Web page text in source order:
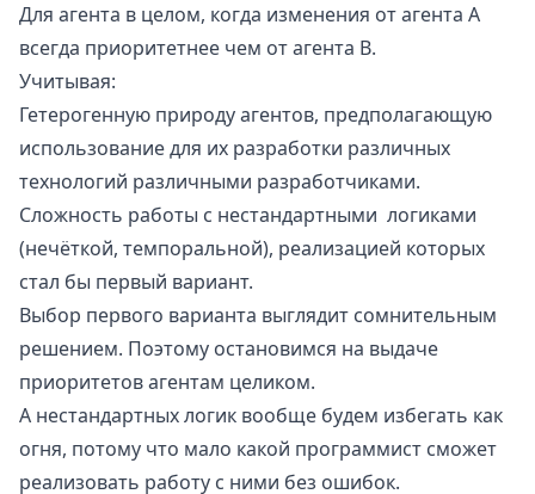
Для агента в целом, когда изменения от агента A
всегда приоритетнее чем от агента B.
Учитывая:
Гетерогенную природу агентов, предполагающую
использование для их разработки различных
технологий различными разработчиками.
Сложность работы с нестандартными логиками
(нечёткой, темпоральной), реализацией которых
стал бы первый вариант.
Выбор первого варианта выглядит сомнительным
решением. Поэтому остановимся на выдаче
приоритетов агентам целиком.
А нестандартных логик вообще будем избегать как
огня, потому что мало какой программист сможет
реализовать работу с ними без ошибок.